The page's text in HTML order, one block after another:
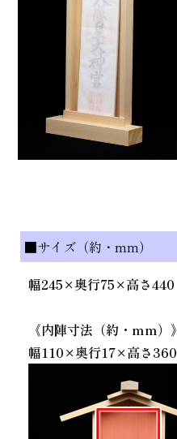
■サイズ（約・mm）
幅245×奥行75×高さ440
《内陣寸法（約・mm）》
幅110×奥行17×高さ360